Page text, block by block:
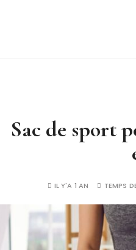
Sac de sport
IL Y'A 1 AN TEMPS